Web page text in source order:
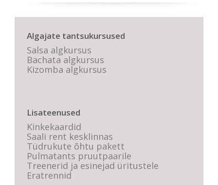
Algajate tantsukursused
Salsa algkursus
Bachata algkursus
Kizomba algkursus
Lisateenused
Kinkekaardid
Saali rent kesklinnas
Tüdrukute õhtu pakett
Pulmatants pruutpaarile
Treenerid ja esinejad üritustele
Eratrennid